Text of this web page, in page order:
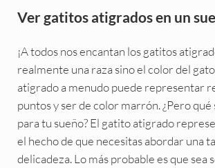
Ver gatitos atigrados en un
¡A todos nos encantan los gatitos
realmente una raza sino el color del
atigrado a menudo puede representar
puntos y ser de color marrón. ¿Pero
para tu sueño? El gatito atigrado
el hecho de que necesitas abordar una
delicadeza. Lo más probable es que sea